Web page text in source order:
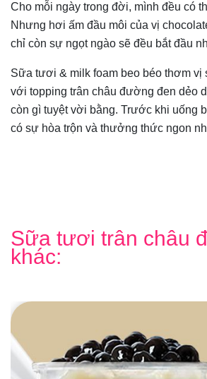
Cho mỗi ngày trong đời, mình đều có
Nhưng hơi ấm đầu môi của vị
chỉ còn sự ngọt ngào sẽ đều bắt đầu
Sữa tươi & milk foam beo béo thơm vị
với topping trân châu đường đen dẻo
còn gì tuyệt vời bằng. Trước khi uống
có sự hòa trộn và thưởng thức ngon
Sữa tươi trân châu
khác: